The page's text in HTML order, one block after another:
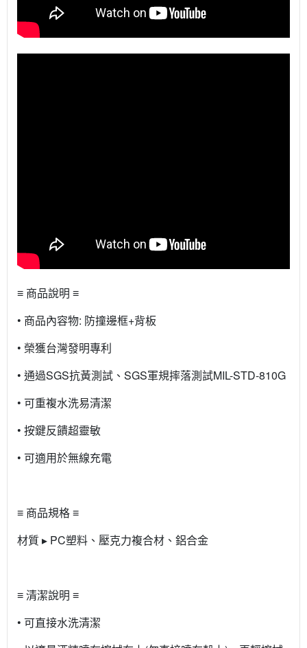
≡ 商品說明 ≡
• 商品內容物: 防撞邊框+背板
• 榮獲台灣發明專利
• 通過SGS抗黃測試、SGS軍規摔落測試MIL-STD-810G
• 可重複水洗易清潔
• 按鍵反饋超靈敏
• 可適用於無線充電
≡ 商品規格 ≡
材質 ▸ PC塑料、壓克力複合材、鋁合金
≡ 清潔說明 ≡
• 可直接水洗清潔